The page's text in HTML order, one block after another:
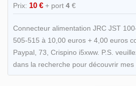
Prix: 10 € + port 4€
Connecteur alimentation JRC JST
505-515 à 10,00 euros + 4,00 euros
Paypal, 73, Crispino i5xww. P.S.
dans la recherche pour découvrir mes